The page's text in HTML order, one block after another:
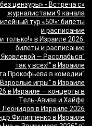
цензуры» - Встреча с
журналистами 9 канала
тур «50!»: билеты
и расписание
только!» в Израиле 2026:
билеты и расписание
— Расслабься
так у всех!" в Израиле
Прокофьева в комедии
Взрослые игры" в Израиле
в Израиле — концерты в
Тель-Авиве и Хайфе
в Израиле 2026
Филиппенко в Израиле